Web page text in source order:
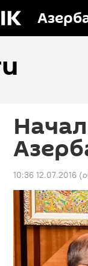
10:36 12.07.2016